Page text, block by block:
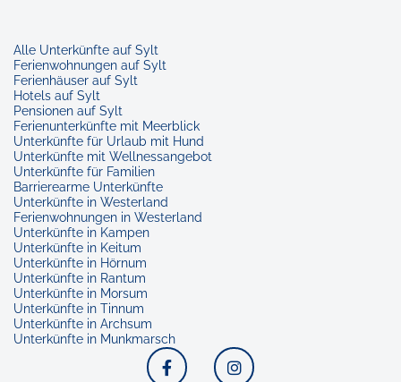
Alle Unterkünfte auf Sylt
Ferienwohnungen auf Sylt
Ferienhäuser auf Sylt
Hotels auf Sylt
Pensionen auf Sylt
Ferienunterkünfte mit Meerblick
Unterkünfte für Urlaub mit Hund
Unterkünfte mit Wellnessangebot
Unterkünfte für Familien
Barrierearme Unterkünfte
Unterkünfte in Westerland
Ferienwohnungen in Westerland
Unterkünfte in Kampen
Unterkünfte in Keitum
Unterkünfte in Hörnum
Unterkünfte in Rantum
Unterkünfte in Morsum
Unterkünfte in Tinnum
Unterkünfte in Archsum
Unterkünfte in Munkmarsch
Facebook Instagram